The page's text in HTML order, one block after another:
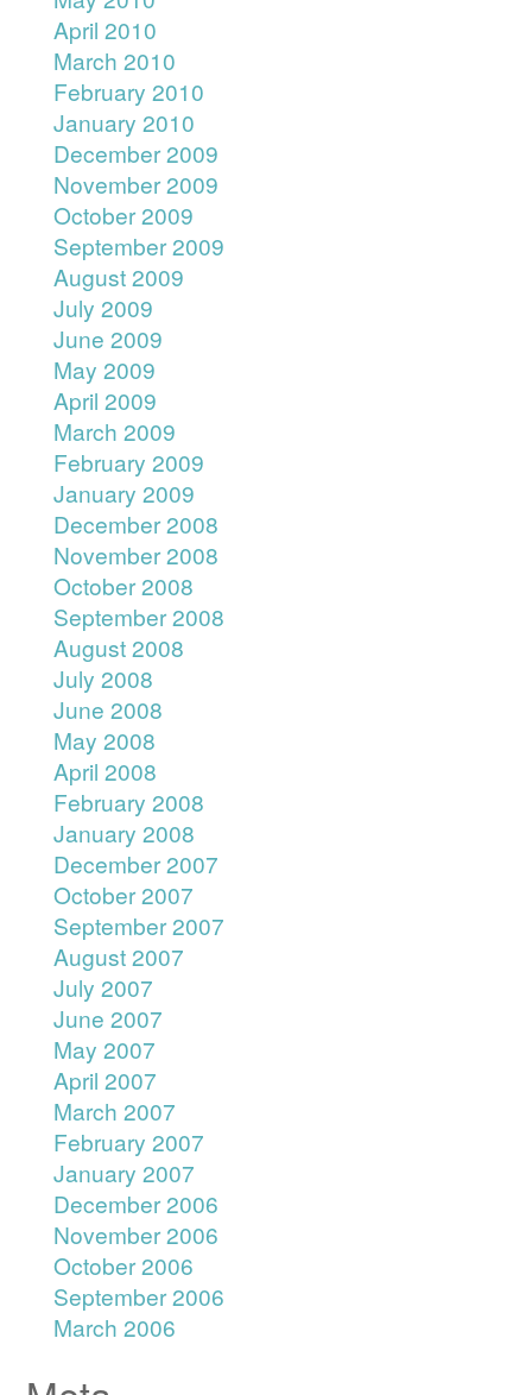
April 2010
March 2010
February 2010
January 2010
December 2009
November 2009
October 2009
September 2009
August 2009
July 2009
June 2009
May 2009
April 2009
March 2009
February 2009
January 2009
December 2008
November 2008
October 2008
September 2008
August 2008
July 2008
June 2008
May 2008
April 2008
February 2008
January 2008
December 2007
October 2007
September 2007
August 2007
July 2007
June 2007
May 2007
April 2007
March 2007
February 2007
January 2007
December 2006
November 2006
October 2006
September 2006
March 2006